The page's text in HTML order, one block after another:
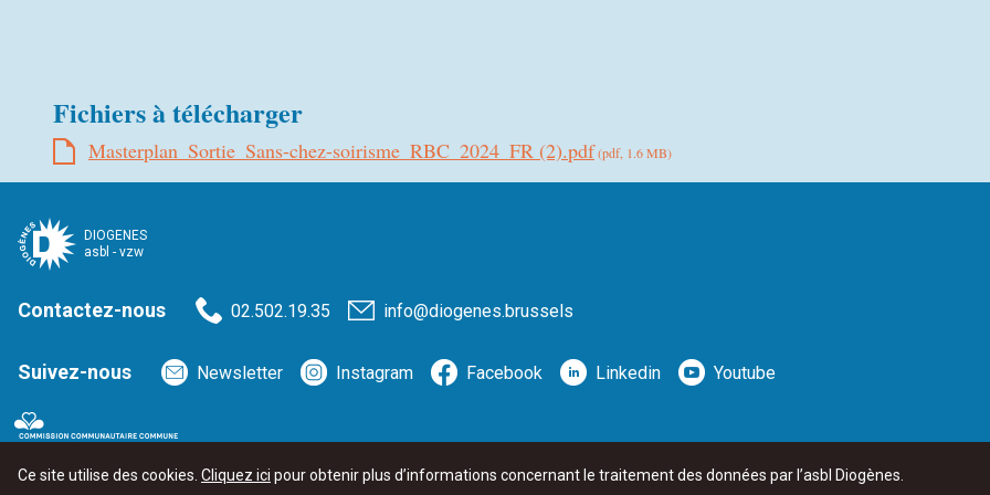
Ce site utilise des cookies. Cliquez ici pour obtenir plus d’informations concernant le traitement des données par l’asbl Diogènes.
Fichiers à télécharger
Masterplan_Sortie_Sans-chez-soirisme_RBC_2024_FR (2).pdf(pdf, 1.6 MB)
DIOGENES
asbl - vzw
Contactez-nous 02.502.19.35 info@diogenes.brussels
Suivez-nous Newsletter Instagram Facebook Linkedin Youtube